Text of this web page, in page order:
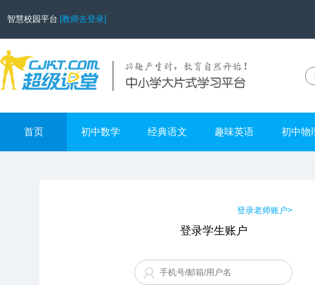
智慧校园平台 [教师去登录]
首页 初中数学 经典语文 趣味英语 初中物
登录老师账户>
登录学生账户